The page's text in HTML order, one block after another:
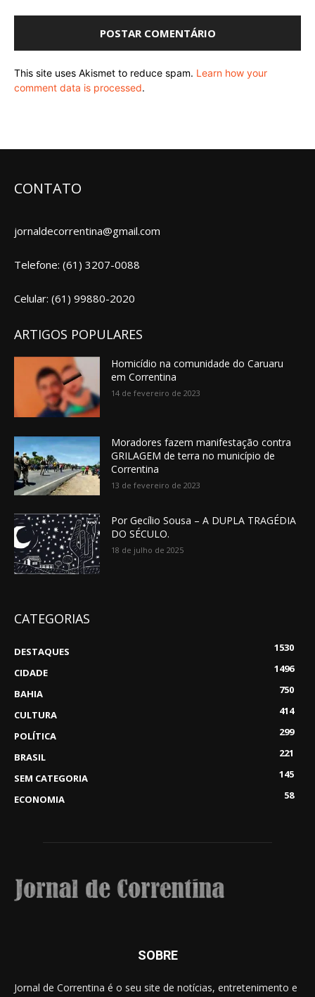
This site uses Akismet to reduce spam. Learn how your
comment data is processed.
CONTATO
jornaldecorrentina@gmail.com
Telefone: (61) 3207-0088
Celular: (61) 99880-2020
ARTIGOS POPULARES
Homicídio na comunidade do Caruaru
em Correntina
14 de fevereiro de 2023
Moradores fazem manifestação contra
GRILAGEM de terra no município de
Correntina
13 de fevereiro de 2023
Por Gecílio Sousa – A DUPLA TRAGÉDIA
DO SÉCULO.
18 de julho de 2025
CATEGORIAS
DESTAQUES
1530
CIDADE
1496
BAHIA
750
CULTURA
414
POLÍTICA
299
BRASIL
221
SEM CATEGORIA
145
ECONOMIA
58
SOBRE
Jornal de Correntina é o seu site de notícias, entretenimento e